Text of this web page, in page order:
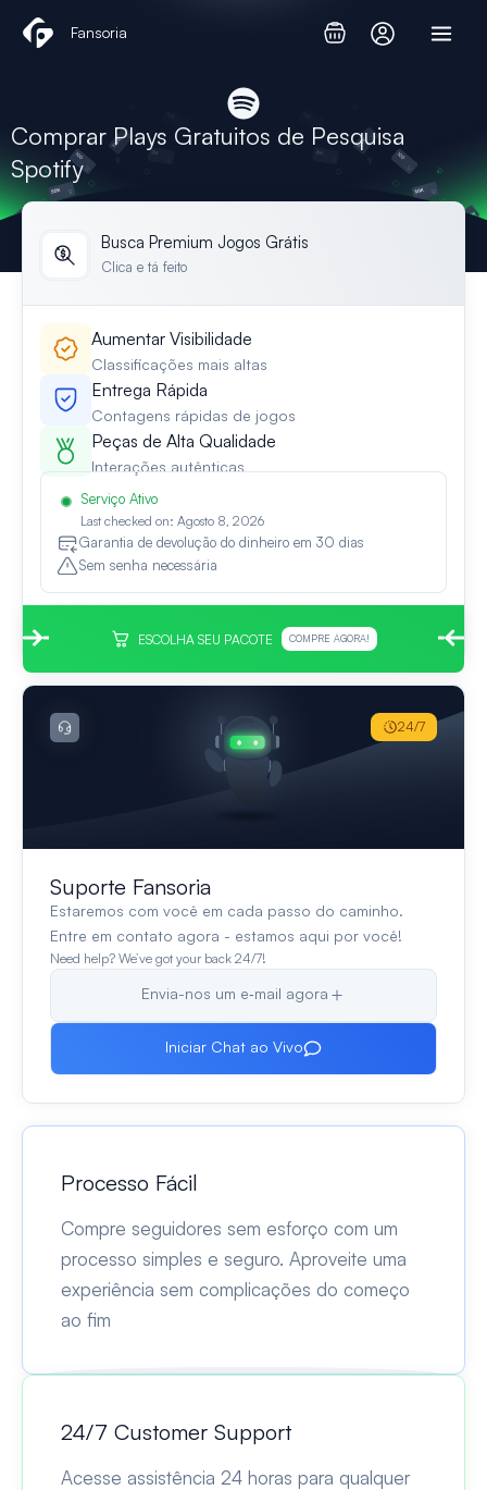
Fansoria
Comprar Plays Gratuitos de Pesquisa
Spotify
Busca Premium Jogos Grátis
Clica e tá feito
Aumentar Visibilidade
Classificações mais altas
Entrega Rápida
Contagens rápidas de jogos
Peças de Alta Qualidade
Interações autênticas
Serviço Ativo
Last checked on: Agosto 8, 2026
Garantia de devolução do dinheiro em 30 dias
Sem senha necessária
ESCOLHA SEU PACOTE COMPRE AGORA!
Suporte Fansoria
Estaremos com você em cada passo do caminho.
Entre em contato agora - estamos aqui por você!
Need help? We’ve got your back 24/7!
Envia-nos um e‑mail agora
Iniciar Chat ao Vivo
24/7
Processo Fácil
Compre seguidores sem esforço com um
processo simples e seguro. Aproveite uma
experiência sem complicações do começo
ao fim
24/7 Customer Support
Acesse assistência 24 horas para qualquer